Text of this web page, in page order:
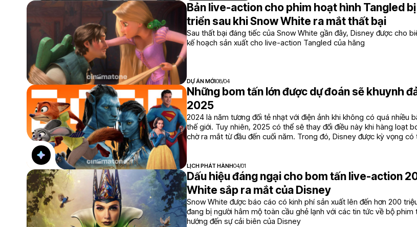
Bản live-action cho phim hoạt hình Tangled
triển sau khi Snow White ra mắt thất bại
Sau thất bại đáng tiếc của Snow White gần đây, Disney được cho
kế hoạch sản xuất cho live-action Tangled của hãng
DỰ ÁN MỚI08/04
Những bom tấn lớn được dự đoán sẽ khuynh
2025
2024 là năm tương đối tẻ nhạt với điện ảnh khi không có quá nhiều
thế giới. Tuy nhiên, 2025 có thể sẽ thay đổi điều này khi hàng loạt
chờ ra mắt từ đầu đến cuối năm. Trong đó, Disney được kỳ vọng có
LỊCH PHÁT HÀNH04/01
Dấu hiệu đáng ngại cho bom tấn live-action
White sắp ra mắt của Disney
Snow White được báo cáo có kinh phí sản xuất lên đến hơn 200
đang bị người hâm mộ toàn cầu ghẻ lạnh với các tin tức về bộ phim
hướng đến sự cải biên của Disney